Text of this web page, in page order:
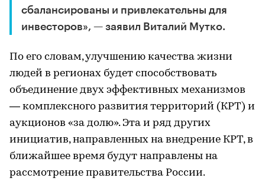
сбалансированы и привлекательны для
инвесторов», — заявил Виталий Мутко.
По его словам, улучшению качества жизни
людей в регионах будет способствовать
объединение двух эффективных механизмов
— комплексного развития территорий (КРТ) и
аукционов «за долю». Эта и ряд других
инициатив, направленных на внедрение КРТ, в
ближайшее время будут направлены на
рассмотрение правительства России.